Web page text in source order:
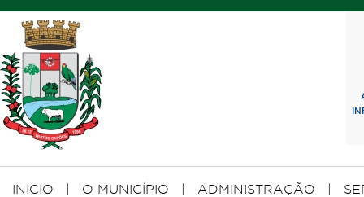
INICIO O MUNICÍPIO ADMINISTRAÇÃO